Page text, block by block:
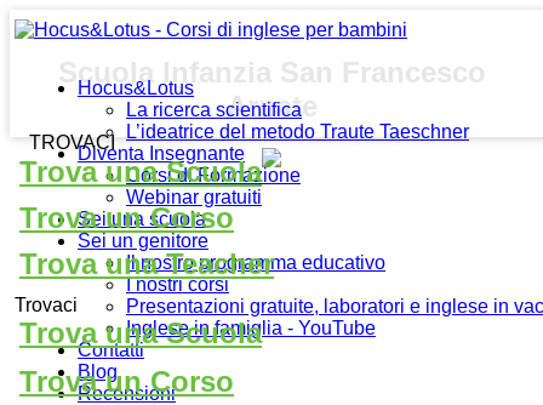
Hocus&Lotus
La ricerca scientifica
L’ideatrice del metodo Traute Taeschner
Diventa Insegnante
Corsi di Formazione
Webinar gratuiti
Sei una scuola
Sei un genitore
Il nostro programma educativo
I nostri corsi
Presentazioni gratuite, laboratori e inglese in
Inglese in famiglia - YouTube
Contatti
Blog
Recensioni
TROVACI
Trova una Scuola
Trova un Corso
Trova una Teacher
Trovaci
Trova una Scuola
Trova un Corso
Scuola Infanzia San Francesco
Arnate